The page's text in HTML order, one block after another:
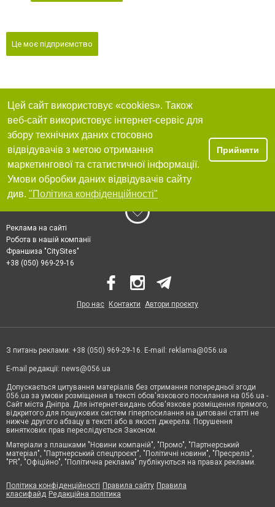
Це моє підприємство
Цей сайт використовує «cookies». Також
веб-сайт використовує інтернет-сервіс для
збору технічних даних стосовно
відвідувачів з метою отримання
маркетингової та статистичної інформації.
Умови обробки даних відвідувачів сайту
див. "Політика конфіденційності"
Прийняти
Реклама на сайті
Робота в нашій компанії
Франшиза "CitySites"
+38 (050) 969-29-16
Про нас Контакти Автори проєкту
З питань реклами: +38 (050) 969-29-16. E-mail: reklama@056.ua
E-mail редакції: news@056.ua
Допускається цитування матеріалів без отримання попередньої згоди
056.ua за умови розміщення в тексті обов'язкового посилання на 056.ua -
Сайт міста Дніпра. Для інтернет-видань обов'язкове розміщення прямого,
відкритого для пошукових систем гіперпосилання на цитовані статті не
нижче другого абзацу в тексті або в якості джерела. Порушення
виняткових прав переслідується Законом.
Матеріали з плашками "Новини компаній", "Промо", "Партнерський
матеріал", "Партнерський спецпроєкт", "Політичні новини", "Пресреліз",
"PR", "Офіційно", "Політична реклама" публікуються на правах реклами.
Політика конфіденційності Правила сайту Правила
класифайд Редакційна політика